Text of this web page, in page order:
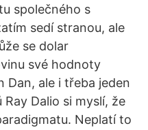
společného s
sedí stranou, ale
se dolar
své hodnoty
Dan, ale i třeba jeden
Dalio si myslí, že
Neplatí to